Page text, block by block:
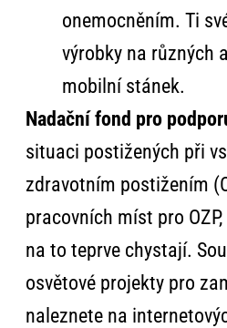
onemocněním. Ti
výrobky na různých
mobilní stánek.
Nadační fond pro
situaci postižených při
zdravotním postižením
pracovních míst pro
na to teprve chystají.
osvětové projekty pro
naleznete na